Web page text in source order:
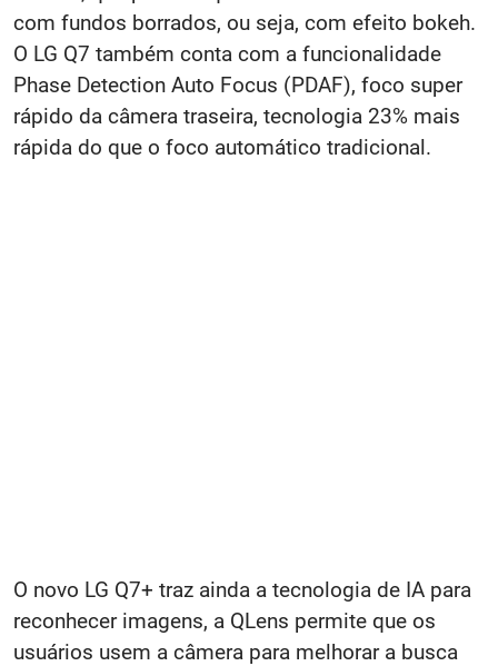
com fundos borrados, ou seja, com efeito bokeh.
O LG Q7 também conta com a funcionalidade
Phase Detection Auto Focus (PDAF), foco super
rápido da câmera traseira, tecnologia 23% mais
rápida do que o foco automático tradicional.
O novo LG Q7+ traz ainda a tecnologia de IA para
reconhecer imagens, a QLens permite que os
usuários usem a câmera para melhorar a busca